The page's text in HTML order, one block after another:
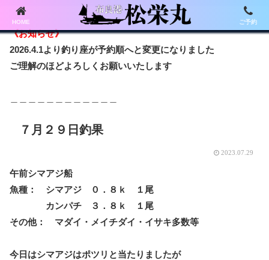
《お知らせ》
2026.4.1より釣り座が予約順へと変更になりました
ご理解のほどよろしくお願いいたします
７月２９日釣果
2023.07.29
午前シマアジ船
魚種： シマアジ ０．８ｋ １尾
カンパチ ３．８ｋ １尾
その他： マダイ・メイチダイ・イサキ多数等
今日はシマアジはポツリと当たりましたが
HOME ご予約